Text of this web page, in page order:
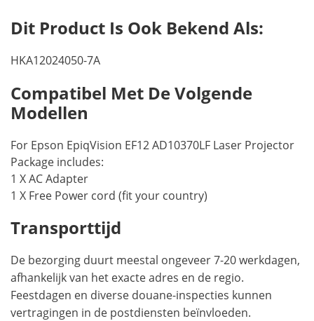
Dit Product Is Ook Bekend Als:
HKA12024050-7A
Compatibel Met De Volgende
Modellen
For Epson EpiqVision EF12 AD10370LF Laser Projector
Package includes:
1 X AC Adapter
1 X Free Power cord (fit your country)
Transporttijd
De bezorging duurt meestal ongeveer 7-20 werkdagen,
afhankelijk van het exacte adres en de regio.
Feestdagen en diverse douane-inspecties kunnen
vertragingen in de postdiensten beïnvloeden.